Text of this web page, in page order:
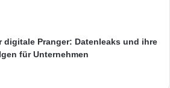
von Inhalten, zum
geschäftlicher
zur Förderung der
digitale Pranger: Datenleaks und ihre
für Unternehmen